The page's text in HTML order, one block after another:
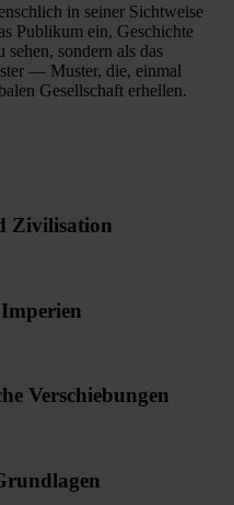
in seiner Sichtweise
Publikum ein, Geschichte
sondern als das
— Muster, die, einmal
Gesellschaft erhellen.
Zivilisation
Verschiebungen